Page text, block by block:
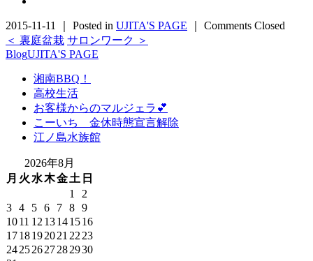
2015-11-11 ｜ Posted in UJITA'S PAGE
Comments Closed
＜ 裏庭盆栽 サロンワーク ＞
BlogUJITA'S PAGE
湘南BBQ！
高校生活
お客様からのマルジェラ💕
こーいち 金休時態宣言解除
江ノ島水族館
2026年8月
月 火 水木金土 日
1
2
3 4 5 6 7 8 9
1011 12 13141516
1718192021 22 23
24252627282930